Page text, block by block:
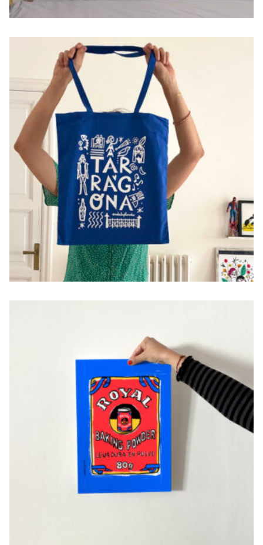
BOSSA
TARRAGONA
€18,00
ROYAL
€20,00